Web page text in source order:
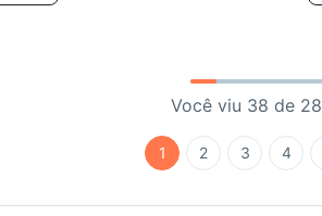
Você viu 38 de
1 2 3 4